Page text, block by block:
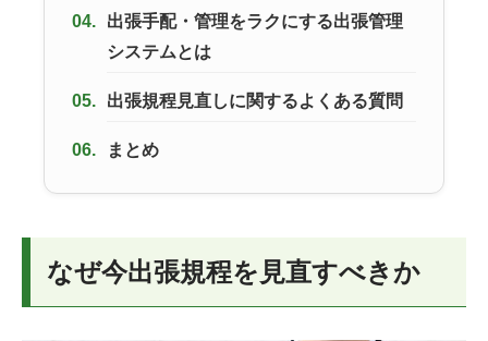
04.
出張手配・管理をラクにする出張管理
システムとは
05. 出張規程見直しに関するよくある質問
06. まとめ
なぜ今出張規程を見直すべきか